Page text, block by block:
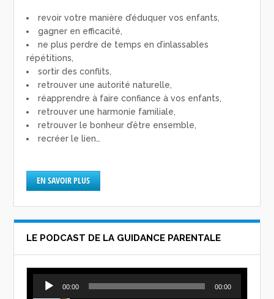
revoir votre manière d’éduquer vos enfants,
gagner en efficacité,
ne plus perdre de temps en d’inlassables
répétitions,
sortir des conflits,
retrouver une autorité naturelle,
réapprendre à faire confiance à vos enfants,
retrouver une harmonie familiale,
retrouver le bonheur d’être ensemble,
recréer le lien…
EN SAVOIR PLUS
LE PODCAST DE LA GUIDANCE PARENTALE
Lecteur
audio
00:00 00:00